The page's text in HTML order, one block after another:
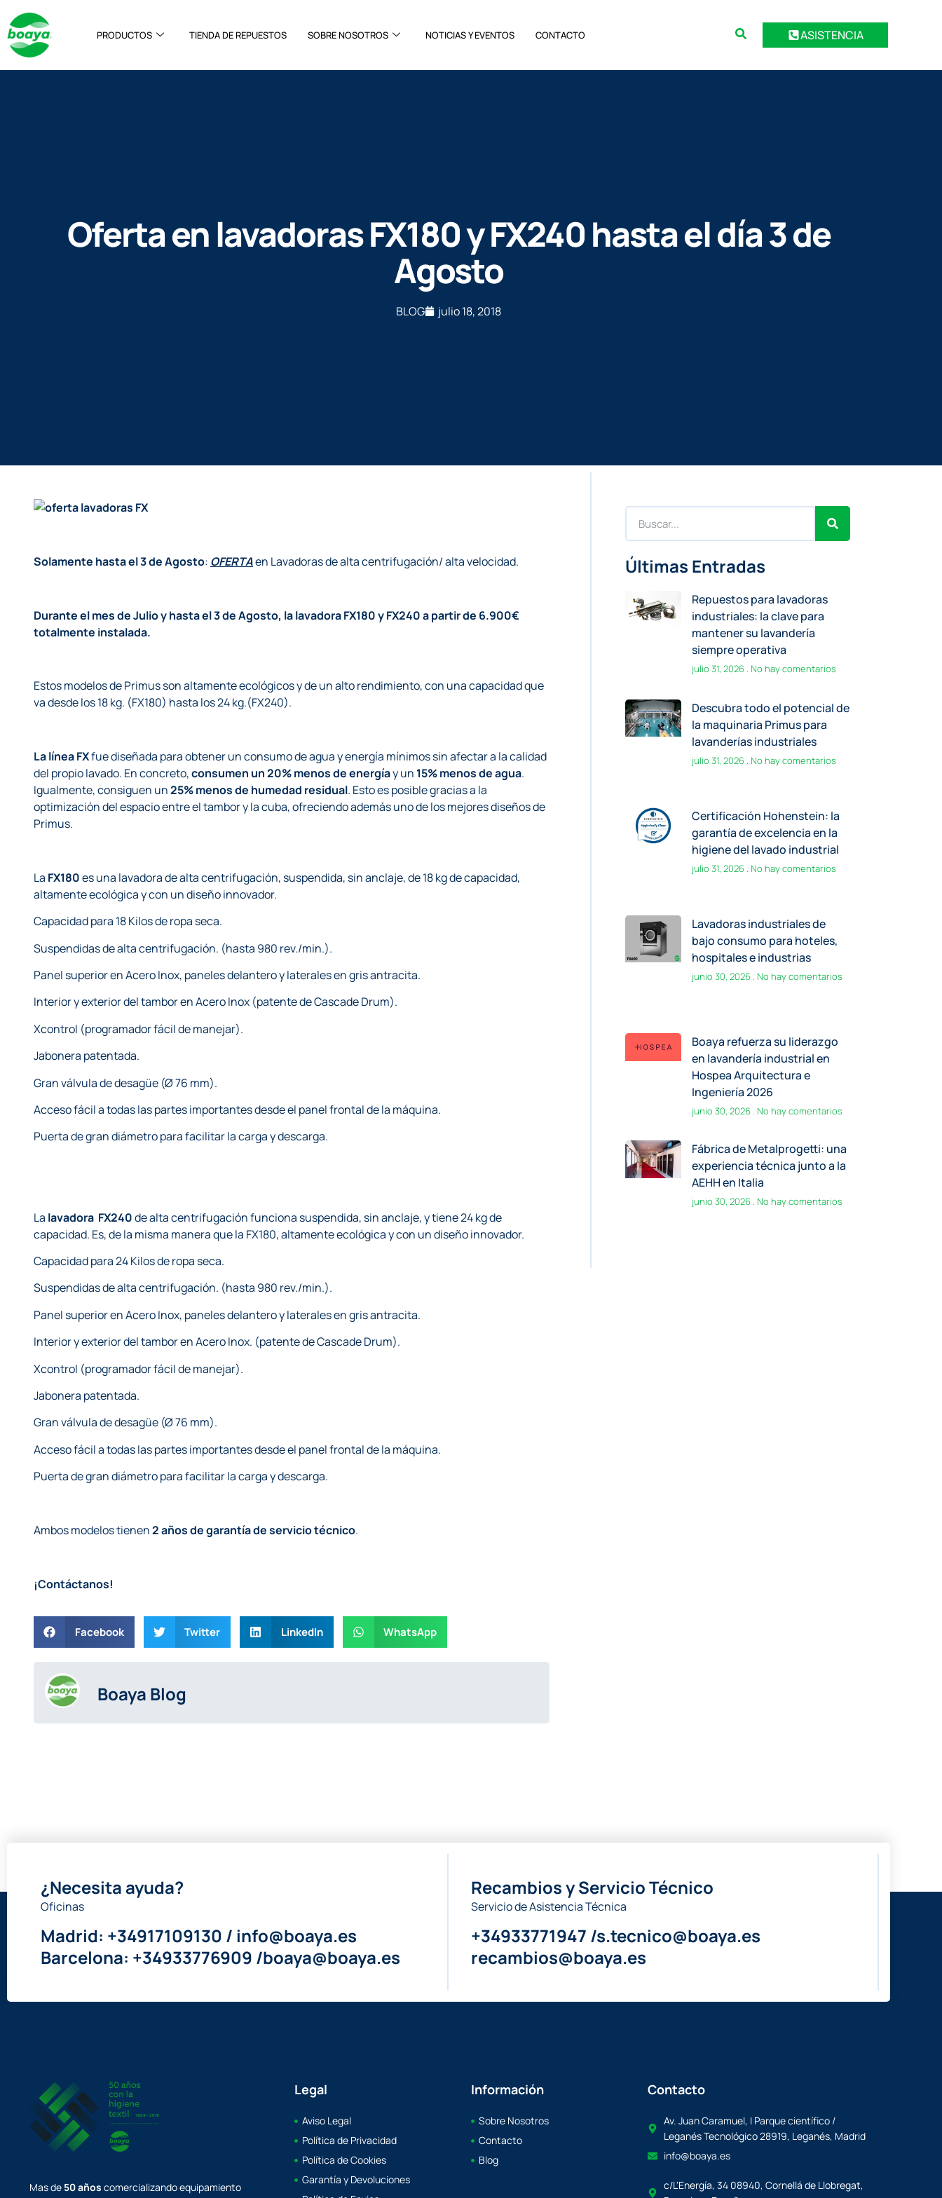
PRODUCTOS TIENDA DE REPUESTOS SOBRE NOSOTROS NOTICIAS Y EVENTOS CONTACTO ASISTENCIA
Oferta en lavadoras FX180 y FX240 hasta el día 3 de
Agosto
BLOG julio 18, 2018
Solamente hasta el 3 de Agosto: OFERTAen Lavadoras de alta centrifugación/ alta velocidad.
Durante el mes de Julio y hasta el 3 de Agosto, la lavadora FX180 y FX240 a partir de 6.900€
totalmente instalada.
Estos modelos de Primus son altamente ecológicos y de un alto rendimiento, con una capacidad que
va desde los 18 kg. (FX180) hasta los 24 kg.(FX240).
Lalínea FXfue diseñada para obtener un consumo de agua y energía mínimos sin afectar a la calidad
del propio lavado. En concreto,consumen un 20% menos de energíay un 15% menos de agua.
Igualmente, consiguen un25% menos de humedad residual. Esto es posible gracias a la
optimización del espacio entre el tambor y la cuba, ofreciendo además uno de los mejores diseños de
Primus.
La FX180es una lavadora de alta centrifugación, suspendida, sin anclaje, de 18 kg de capacidad,
altamente ecológica y con un diseño innovador.
Capacidad para 18 Kilos de ropa seca.
Suspendidas de alta centrifugación. (hasta 980 rev./min.).
Panel superior en Acero Inox, paneles delantero y laterales en gris antracita.
Interior y exterior del tambor en Acero Inox (patente de Cascade Drum).
Xcontrol (programador fácil de manejar).
Jabonera patentada.
Gran válvula de desagüe (Ø 76 mm).
Acceso fácil a todas las partes importantes desde el panel frontal de la máquina.
Puerta de gran diámetro para facilitar la carga y descarga.
La lavadora FX240de alta centrifugación funciona suspendida, sin anclaje, y tiene 24 kg de
capacidad. Es, de la misma manera que la FX180, altamente ecológica y con un diseño innovador.
Capacidad para 24 Kilos de ropa seca.
Suspendidas de alta centrifugación. (hasta 980 rev./min.).
Panel superior en Acero Inox, paneles delantero y laterales en gris antracita.
Interior y exterior del tambor en Acero Inox. (patente de Cascade Drum).
Xcontrol (programador fácil de manejar).
Jabonera patentada.
Gran válvula de desagüe (Ø 76 mm).
Acceso fácil a todas las partes importantes desde el panel frontal de la máquina.
Puerta de gran diámetro para facilitar la carga y descarga.
Ambos modelos tienen2 años de garantía de servicio técnico.
¡Contáctanos!
Facebook Twitter LinkedIn WhatsApp
Boaya Blog
Últimas Entradas
Repuestos para lavadoras
industriales: la clave para
mantener su lavandería
siempre operativa
julio 31, 2026 No hay comentarios
Descubra todo el potencial de
la maquinaria Primus para
lavanderías industriales
julio 31, 2026 No hay comentarios
garantía de excelencia en la
higiene del lavado industrial
julio 31, 2026 No hay comentarios
hospitales e industrias
junio 30, 2026No hay comentarios
Boaya refuerza su liderazgo
junio 30, 2026 No hay comentarios
Fábrica de Metalprogetti: una
experiencia técnica junto a la
AEHH en Italia
¿Necesita ayuda?
Oficinas
Madrid: +34917109130 / info@boaya.es
Barcelona: +34933776909 /boaya@boaya.es
Recambios y Servicio Técnico
Servicio de Asistencia Técnica
+34933771947 /s.tecnico@boaya.es
recambios@boaya.es
Mas de 50 años comercializando equipamiento
Legal
Aviso Legal
Política de Privacidad
Política de Cookies
Garantía y Devoluciones
Información
Sobre Nosotros
Contacto
Blog
Contacto
Av. Juan Caramuel, I Parque científico /
Leganés Tecnológico 28919, Leganés, Madrid
info@boaya.es
c/L'Energía, 34 08940, Cornellá de Llobregat,